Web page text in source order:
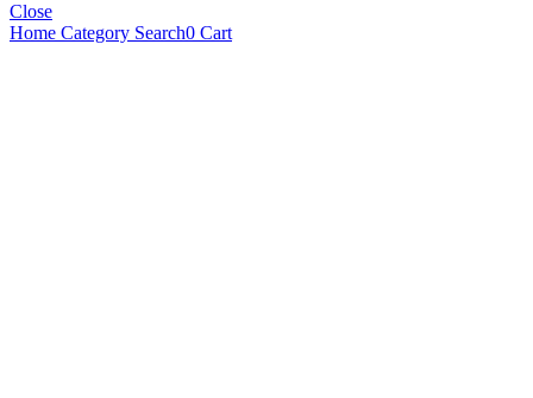
Close
Home Category Search0 Cart